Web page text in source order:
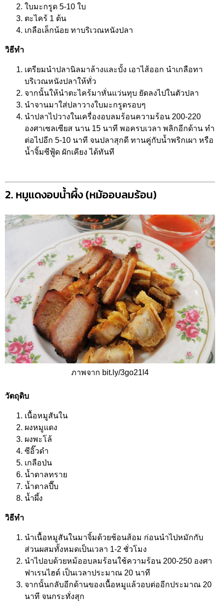
ใบมะกรูด 5-10 ใบ
ตะไคร้ 1 ต้น
เกลือเล็กน้อย ทาบริเวณหนังปลา
วิธีทำ
เตรียมนำปลานิลมาล้างและบั้ง เอาไส้ออก นำเกลือทา
บริเวณหนังปลาให้ทั่ว
จากนั้นให้นำตะไคร้มาหั่นแว่นทุบ ยัดลงไปในตัวปลา
นำจานมาใส่ปลาวางใบมะกรูดรอบๆ
นำปลาไปวางในเครื่องอบลมร้อนความร้อน 200-220
องศาเซลเซียส นาน 15 นาที พอครบเวลา พลิกอีกด้าน ทำ
ต่อไปอีก 5-10 นาที จนปลาสุกดี ทานคู่กับน้ำพริกเผา หรือ
น้ำจิ้มซีฟู้ด ผักเคียง ได้ทันที
2. หมูแดงอบน้ำผึ้ง (หม้ออบลมร้อน)
ภาพจาก bit.ly/3go21l4
วัตถุดิบ
เนื้อหมูสันใน
ผงหมูแดง
ผงพะโล้
ซีอิ๊วดำ
เกลือป่น
น้ำตาลทราย
น้ำตาลปี๊บ
น้ำผึ้ง
วิธีทำ
นำเนื้อหมูสันในมาจิ้มด้วยช้อนส้อม ก่อนนำไปหมักกับ
ส่วนผสมทั้งหมดเป็นเวลา 1-2 ชั่วโมง
นำไปอบด้วยหม้ออบลมร้อนใช้ความร้อน 200-250 องศา
ฟาเรนไฮด์ เป็นเวลาประมาณ 20 นาที
จากนั้นกลับอีกด้านของเนื้อหมูแล้วอบต่ออีกประมาณ 20
นาที จนกระทั่งสุก